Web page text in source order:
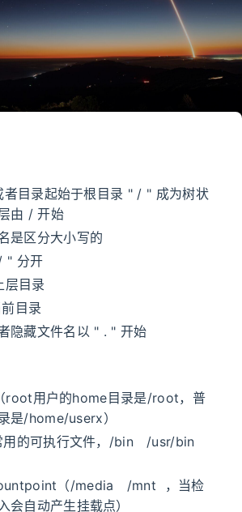
者目录起始于根目录 " / " 成为树状
由 / 开始
是区分大小写的
" 分开
层目录
目录
隐藏文件名以 " . " 开始
root用户的home目录是/root，普
是/home/userx）
用的可执行文件，/bin /usr/bin
（/media /mnt ，当检
会自动产生挂载点）